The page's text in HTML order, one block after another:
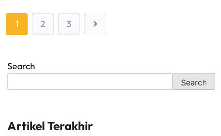
1 2 3
Search
Search
Artikel Terakhir